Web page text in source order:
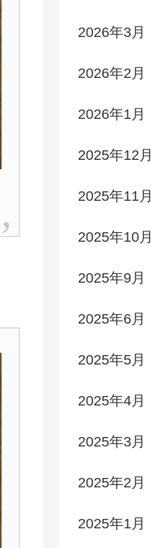
2026年3月
2026年2月
2026年1月
2025年12月
2025年11月
2025年10月
2025年9月
2025年6月
2025年5月
2025年4月
2025年3月
2025年2月
2025年1月